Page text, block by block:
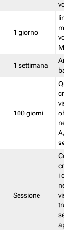
1 giorno
1 settimana
100 giorni
nel
A/B.
Sessione
i
nel